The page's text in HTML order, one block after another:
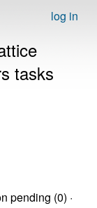
log in
tasks
pending (0) ·